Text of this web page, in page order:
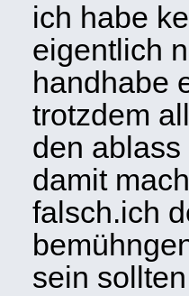
ich habe
eigentlich
handhabe
trotzdem
den
damit
falsch.ich
sein